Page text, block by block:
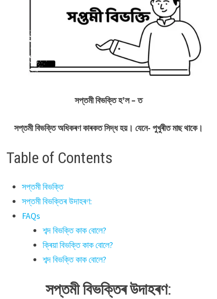
সপ্তমী বিভক্তিহ’ল – ত
সপ্তমী বিভক্তি অধিকৰণ কাৰকত সিদ্ধ হয়। যেনে- পুখুৰীত মাছ থাকে।
Table of Contents
সপ্তমী বিভক্তি
সপ্তমী বিভক্তিৰ উদাহৰণ:
FAQs
শব্দ বিভক্তি কাক বোলে?
ক্ৰিয়া বিভক্তি কাক বোলে?
শব্দ বিভক্তি কাক বোলে?
সপ্তমী বিভক্তিৰউদাহৰণ: